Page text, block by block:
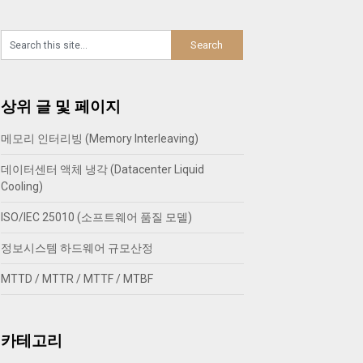
상위 글 및 페이지
메모리 인터리빙 (Memory Interleaving)
데이터센터 액체 냉각 (Datacenter Liquid
Cooling)
ISO/IEC 25010 (소프트웨어 품질 모델)
정보시스템 하드웨어 규모산정
MTTD / MTTR / MTTF / MTBF
카테고리